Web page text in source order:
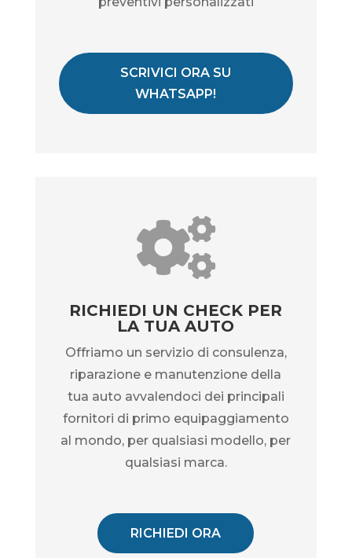
SCRIVICI ORA SU
WHATSAPP!

RICHIEDI UN CHECK PER
LA TUA AUTO
Offriamo un servizio di consulenza,
riparazione e manutenzione della
tua auto avvalendoci dei principali
fornitori di primo equipaggiamento
al mondo, per qualsiasi modello, per
qualsiasi marca.
RICHIEDI ORA